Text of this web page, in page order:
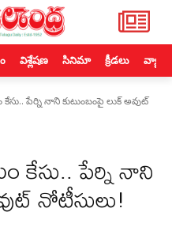
విశ్లేషణ సినిమా క్రీడలు
పేర్ని నాని కుటుంబంపై లుక్ అవుట్
పేర్ని నాని
నోటీసులు!